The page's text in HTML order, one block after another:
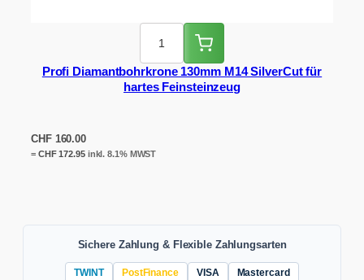
Profi Diamantbohrkrone 130mm M14 SilverCut für
hartes Feinsteinzeug
CHF160.00
= CHF172.95inkl. 8.1% MWST
Sichere Zahlung & Flexible Zahlungsarten
TWINT PostFinance VISA
Mastercard